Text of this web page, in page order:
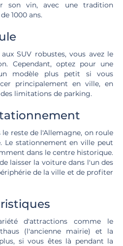
son vin, avec une tradition
1000 ans.
SUV robustes, vous avez le
Cependant, optez pour une
modèle plus petit si vous
principalement en ville, en
limitations de parking.
reste de l'Allemagne, on roule
stationnement en ville peut
dans le centre historique.
laisser la voiture dans l'un des
de la ville et de profiter
d'attractions comme le
(l'ancienne mairie) et la
si vous êtes là pendant la